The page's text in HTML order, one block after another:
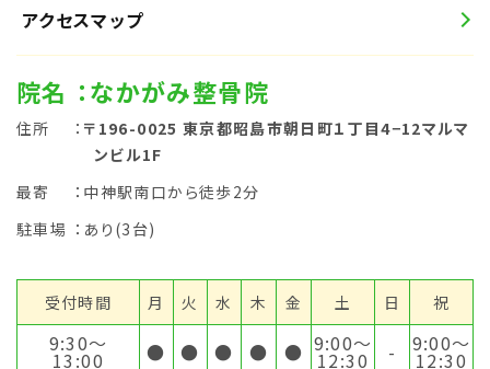
アクセスマップ
院名 ：なかがみ整骨院
住所 ： 〒196-0025 東京都昭島市朝日町１丁目4−12マルマ
ンビル1F
最寄
：中神駅南口から徒歩2分
駐車場 ：あり(3台)
受付時間 月 火 水 木 金 土 日 祝
9:30〜
13:00 ● ● ● ● ● 9:00〜
12:30 - 9:00〜
12:30